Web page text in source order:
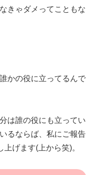
きゃダメってこともな
かの役に立ってるんで
は誰の役にも立ってい
るならば、私にご報告
げます(上から笑)。